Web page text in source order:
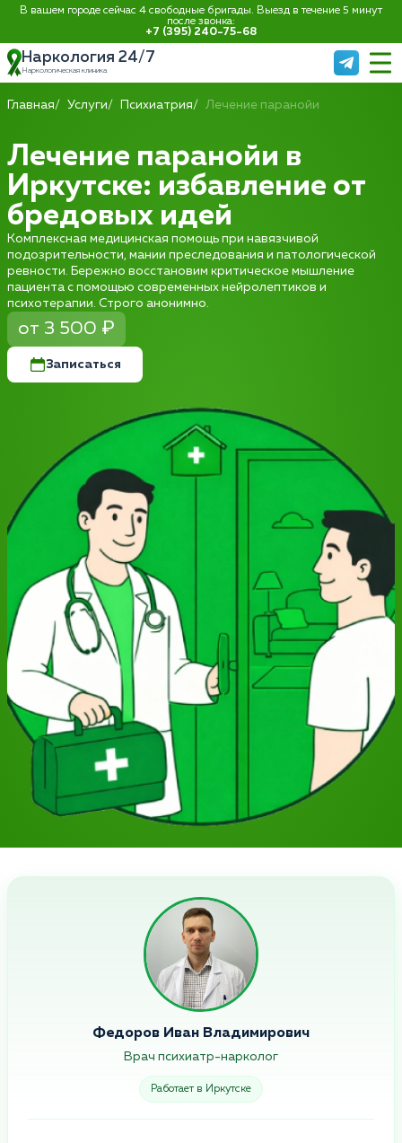
В вашем городе сейчас 4 свободные бригады. Выезд в течение 5 минут
после звонка:
+7 (395) 240-75-68
Наркология 24/7
Наркологическая клиника
Главная Услуги Психиатрия Лечение паранойи
Лечение паранойи в
Иркутске: избавление от
бредовых идей
Комплексная медицинская помощь при навязчивой
подозрительности, мании преследования и патологической
ревности. Бережно восстановим критическое мышление
пациента с помощью современных нейролептиков и
психотерапии. Строго анонимно.
от 3 500 ₽
Записаться
Федоров Иван Владимирович
Врач психиатр-нарколог
Работает в Иркутске